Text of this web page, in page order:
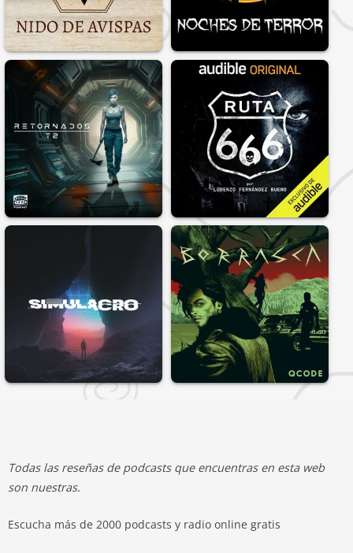
Todas las reseñas de podcasts que encuentras en esta web
son nuestras.
Escucha más de 2000 podcasts y radio online gratis